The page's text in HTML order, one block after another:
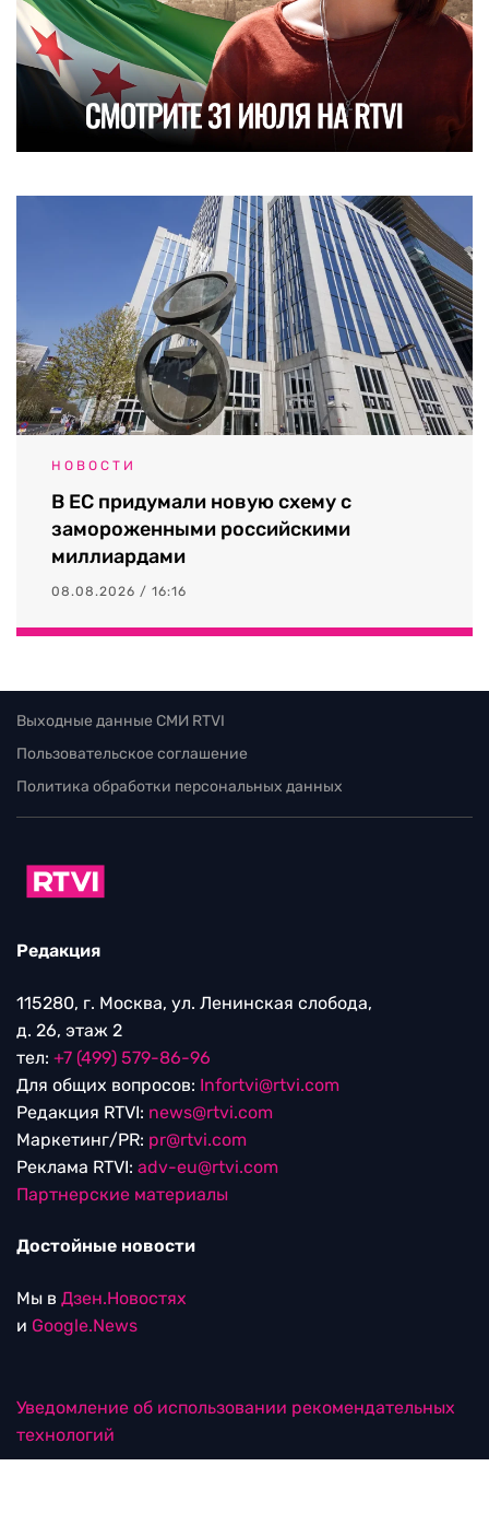
НОВОСТИ
В ЕС придумали новую схему с
замороженными российскими
миллиардами
08.08.2026 / 16:16
Выходные данные СМИ RTVI
Пользовательское соглашение
Политика обработки персональных данных
Редакция
115280, г. Москва, ул. Ленинская слобода,
д. 26, этаж 2
тел: +7 (499) 579-86-96
Для общих вопросов: Infortvi@rtvi.com
Редакция RTVI: news@rtvi.com
Маркетинг/PR: pr@rtvi.com
Реклама RTVI: adv-eu@rtvi.com
Партнерские материалы
Достойные новости
Мы в Дзен.Новостях
и Google.News
Уведомление об использовании рекомендательных
технологий